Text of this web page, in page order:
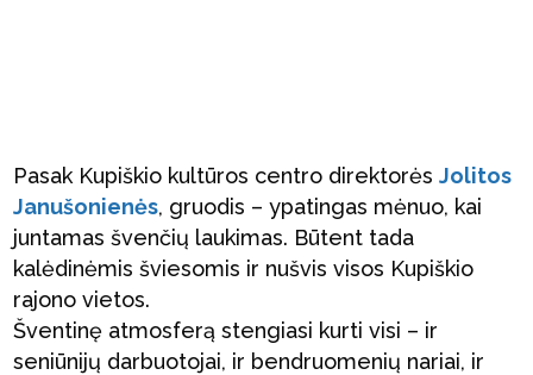
Pasak Kupiškio kultūros centro direktorėsJolitos
Janušonienės, gruodis – ypatingas mėnuo, kai
juntamas švenčių laukimas. Būtent tada
kalėdinėmis šviesomis ir nušvis visos Kupiškio
rajono vietos.
Šventinę atmosferą stengiasi kurti visi – ir
seniūnijų darbuotojai, ir bendruomenių nariai, ir